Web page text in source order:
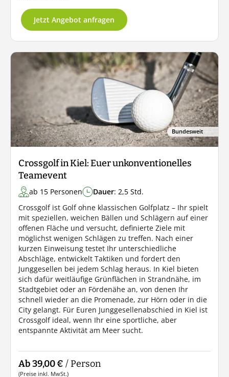
Jetzt Angebot anfragen
Bundesweit
Crossgolf in Kiel: Euer unkonventionelles
Teamevent
ab 15 Personen Dauer: 2,5 Std.
Crossgolf ist Golf ohne klassischen Golfplatz – Ihr spielt
mit speziellen, weichen Bällen und Schlägern auf einer
offenen Fläche und versucht, definierte Ziele mit
möglichst wenigen Schlägen zu treffen. Nach einer
kurzen Einweisung testet Ihr unterschiedliche
Abschläge, entwickelt Taktiken und fordert den
Junggesellen bei jedem Schlag heraus. In Kiel bieten
sich dafür weitläufige Grünflächen in Strandnähe, im
Stadtgebiet oder an Fördenähe an, von denen Ihr
schnell wieder an die Promenade, zur Hörn oder in die
City gelangt. Für Euren Junggesellenabschied in Kiel ist
Crossgolf ideal, wenn Ihr eine sportliche, aber
entspannte Aktivität am Meer sucht.
Ab 39,00 € / Person
(Preise inkl. MwSt.)